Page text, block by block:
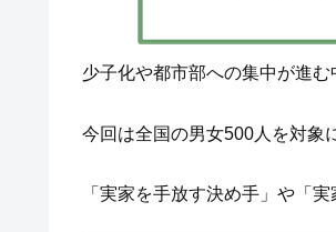
少子化や都市部への集中が進
今回は全国の男女500人を対象
「実家を手放す決め手」や「